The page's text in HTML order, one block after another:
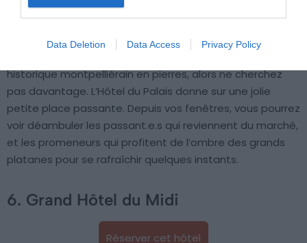
Data Deletion Data Access Privacy Policy
possible de petit-déjeuner.
historique montpelliérain en pierres, alors ne cherchez
pas davantage. L’Hôtel du Palais donne sur une jolie
petite place passante. Depuis vos fenêtres, vous pourrez
voir déambuler les passant.e.s qui reviennent du marché,
et les promeneurs qui profitent de l’ombre des grands
platanes pour se rafraîchir quelques instants.
6. Grand Hôtel du Midi
Réserver cet hôtel